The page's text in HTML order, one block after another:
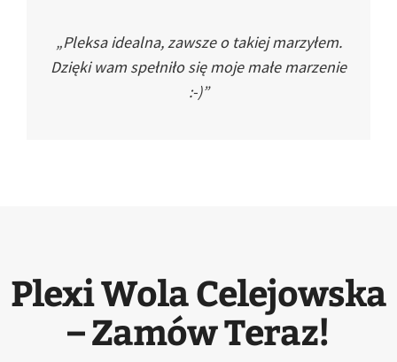
„Pleksa idealna, zawsze o takiej marzyłem.
Dzięki wam spełniło się moje małe marzenie
:-)”
Plexi Wola Celejowska
– Zamów Teraz!